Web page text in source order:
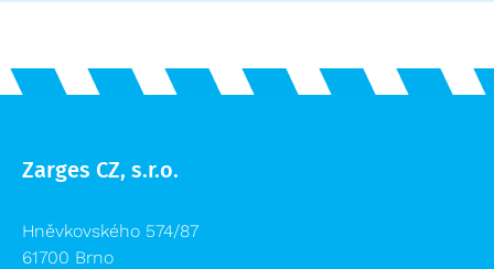
Zarges CZ, s.r.o.
Hněvkovského 574/87
61700 Brno